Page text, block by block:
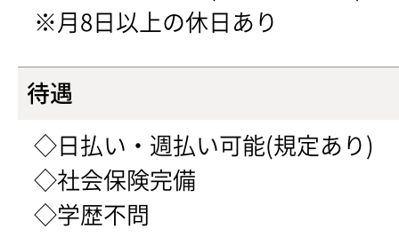
※月8日以上の休日あり
待遇
◇日払い・週払い可能(規定あり)
◇社会保険完備
◇学歴不問